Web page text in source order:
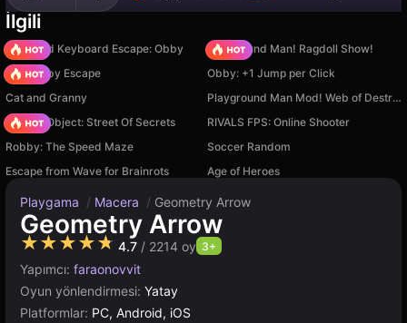
İlgili
+1 Speed Keyboard Escape: Obby
Playground Man! Ragdoll Show!
Your Obby Escape
Obby: +1 Jump per Click
Cat and Granny
Playground Man Mod! Web of Destruction!
Hidden Object: Street Of Secrets
RIVALS FPS: Online Shooter
Robby: The Speed Maze
Soccer Random
Escape from Wave for Brainrots
Age of Heroes
Playgama / Macera / Geometry Arrow
Geometry Arrow
★★★★★ 4.7 / 2214 oy 3+
Yapımcı: faraonovvit
Oyun yönlendirmesi: Yatay
Platformlar: PC, Android, iOS